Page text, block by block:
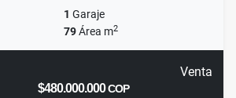
1 Garaje
79Área m2
Venta
$480.000.000COP